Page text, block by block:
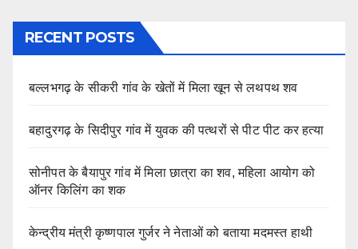
RECENT POSTS
बल्लभगढ़ के सीकरी गांव के खेतों में मिला खून से लथपथ शव
बहादुरगढ़ के सिदीपुर गांव में युवक की पत्थरों से पीट पीट कर हत्या
सोनीपत के बैयापुर गांव में मिला छात्रा का शव, महिला आयोग को
ऑनर किलिंग का शक
केन्द्रीय मंत्री कृष्णपाल गुर्जर ने नेताओं को बताया मदमस्त हाथी